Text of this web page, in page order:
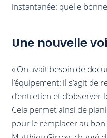
instantanée: quelle
Une nouvelle
« On avait besoin de
l’équipement: il s’agit de
d’entretien et
Cela permet ainsi de
pour le remplacer au